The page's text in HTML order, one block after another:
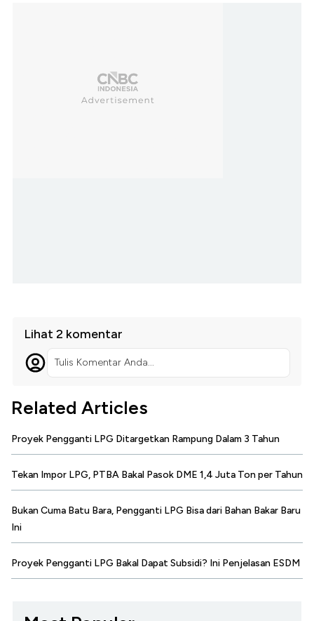
Lihat 2 komentar
Tulis Komentar Anda...
Related Articles
Proyek Pengganti LPG Ditargetkan Rampung Dalam 3 Tahun
Tekan Impor LPG, PTBA Bakal Pasok DME 1,4 Juta Ton per Tahun
Bukan Cuma Batu Bara, Pengganti LPG Bisa dari Bahan Bakar Baru
Ini
Proyek Pengganti LPG Bakal Dapat Subsidi? Ini Penjelasan ESDM